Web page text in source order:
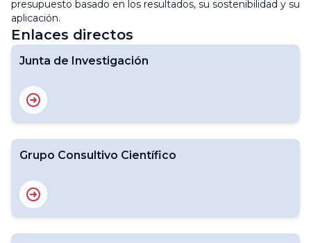
presupuesto basado en los resultados, su sostenibilidad y su
aplicación.
Enlaces directos
Junta de Investigación
Grupo Consultivo Científico